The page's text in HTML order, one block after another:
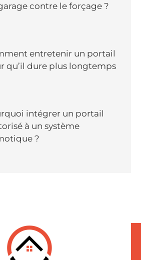
contre le forçage ?
entretenir un portail
qu’il dure plus longtemps
intégrer un portail
à un système
?